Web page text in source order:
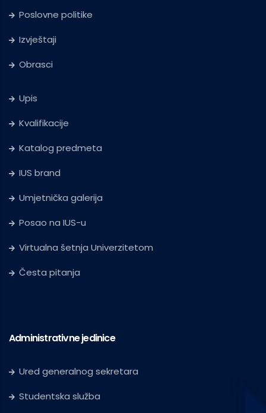
Poslovne politike
Izvještaji
Obrasci
Upis
Kvalifikacije
Katalog predmeta
IUS brand
Umjetnička galerija
Posao na IUS-u
Virtualna šetnja Univerzitetom
Česta pitanja
Administrativne jedinice
Ured generalnog sekretara
Studentska služba